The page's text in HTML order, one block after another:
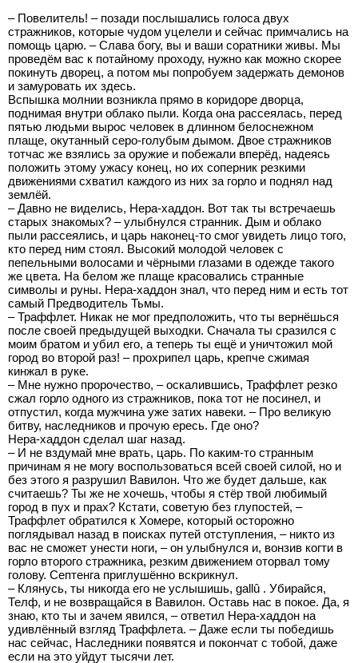
– Повелитель! – позади послышались голоса двух
стражников, которые чудом уцелели и сейчас примчались на
помощь царю. – Слава богу, вы и ваши соратники живы. Мы
проведём вас к потайному проходу, нужно как можно скорее
покинуть дворец, а потом мы попробуем задержать демонов
и замуровать их здесь.
Вспышка молнии возникла прямо в коридоре дворца,
поднимая внутри облако пыли. Когда она рассеялась, перед
пятью людьми вырос человек в длинном белоснежном
плаще, окутанный серо-голубым дымом. Двое стражников
тотчас же взялись за оружие и побежали вперёд, надеясь
положить этому ужасу конец, но их соперник резкими
движениями схватил каждого из них за горло и поднял над
землёй.
– Давно не виделись, Нера-хаддон. Вот так ты встречаешь
старых знакомых? – улыбнулся странник. Дым и облако
пыли рассеялись, и царь наконец-то смог увидеть лицо того,
кто перед ним стоял. Высокий молодой человек с
пепельными волосами и чёрными глазами в одежде такого
же цвета. На белом же плаще красовались странные
символы и руны. Нера-хаддон знал, что перед ним и есть тот
самый Предводитель Тьмы.
– Траффлет. Никак не мог предположить, что ты вернёшься
после своей предыдущей выходки. Сначала ты сразился с
моим братом и убил его, а теперь ты ещё и уничтожил мой
город во второй раз! – прохрипел царь, крепче сжимая
кинжал в руке.
– Мне нужно пророчество, – оскалившись, Траффлет резко
сжал горло одного из стражников, пока тот не посинел, и
отпустил, когда мужчина уже затих навеки. – Про великую
битву, наследников и прочую ересь. Где оно?
Нера-хаддон сделал шаг назад.
– И не вздумай мне врать, царь. По каким-то странным
причинам я не могу воспользоваться всей своей силой, но и
без этого я разрушил Вавилон. Что же будет дальше, как
считаешь? Ты же не хочешь, чтобы я стёр твой любимый
город в пух и прах? Кстати, советую без глупостей, –
Траффлет обратился к Хомере, который осторожно
поглядывал назад в поисках путей отступления, – никто из
вас не сможет унести ноги, – он улыбнулся и, вонзив когти в
горло второго стражника, резким движением оторвал тому
голову. Септенга приглушённо вскрикнул.
– Клянусь, ты никогда его не услышишь, gallû . Убирайся,
Телф, и не возвращайся в Вавилон. Оставь нас в покое. Да, я
знаю, кто ты и зачем явился, – ответил Нера-хаддон на
удивлённый взгляд Траффлета. – Даже если ты победишь
нас сейчас, Наследники появятся и покончат с тобой, даже
если на это уйдут тысячи лет.